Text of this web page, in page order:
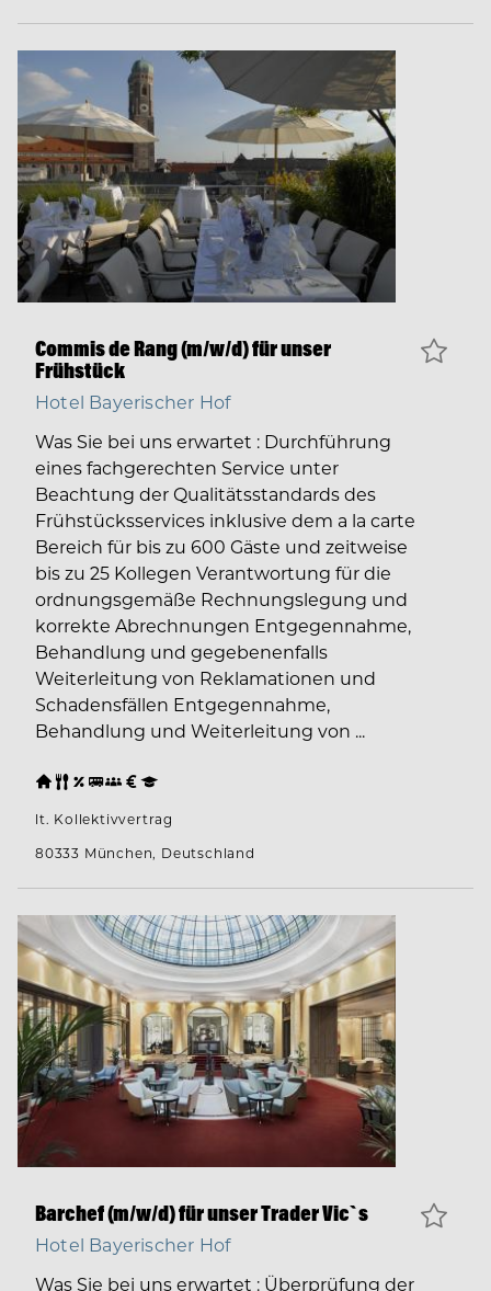
Commis de Rang (m/w/d) für unser
Frühstück
Hotel Bayerischer Hof
Was Sie bei uns erwartet : Durchführung
eines fachgerechten Service unter
Beachtung der Qualitätsstandards des
Frühstücksservices inklusive dem a la carte
Bereich für bis zu 600 Gäste und zeitweise
bis zu 25 Kollegen Verantwortung für die
ordnungsgemäße Rechnungslegung und
korrekte Abrechnungen Entgegennahme,
Behandlung und gegebenenfalls
Weiterleitung von Reklamationen und
Schadensfällen Entgegennahme,
Behandlung und Weiterleitung von ...
lt. Kollektivvertrag
80333 München, Deutschland
Barchef (m/w/d) für unser Trader Vic`s
Hotel Bayerischer Hof
Was Sie bei uns erwartet : Überprüfung der